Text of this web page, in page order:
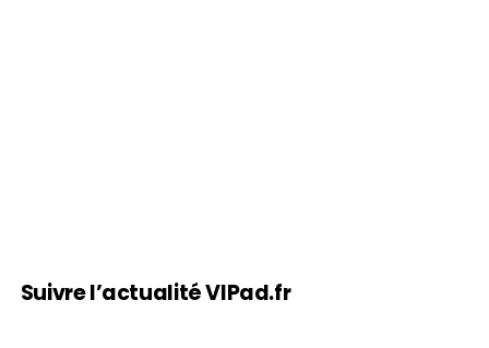
Suivre l’actualité VIPad.fr